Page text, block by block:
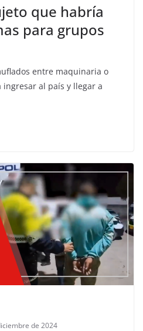
que habría
para grupos
entre maquinaria o
al país y llegar a
de 2024